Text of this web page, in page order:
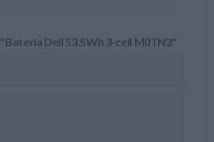
Dell 53.5Wh 3-cell M0TN3"